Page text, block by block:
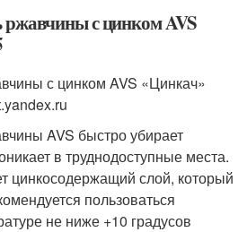
ржавчины с цинком AVS
с цинком AVS «Цинкач»
AVS быстро убирает
в труднодоступные места.
цинкосодержащий слой, который
пользоваться
не ниже +10 градусов